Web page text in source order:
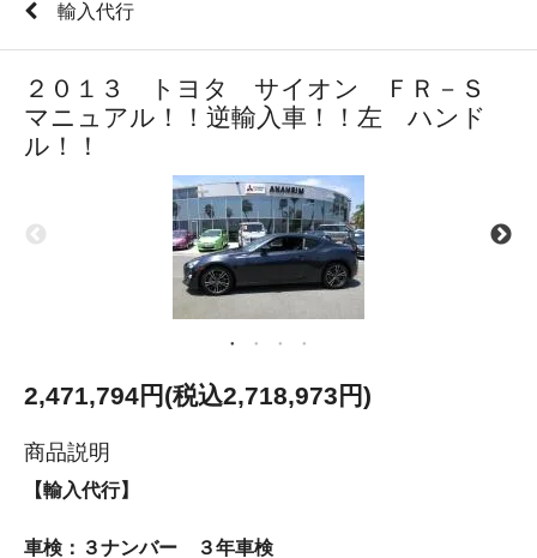
輸入代行
２０１３ トヨタ サイオン ＦＲ－Ｓ
マニュアル！！逆輸入車！！左 ハンド
ル！！
2,471,794円(税込2,718,973円)
商品説明
【輸入代行】
車検：３ナンバー ３年車検